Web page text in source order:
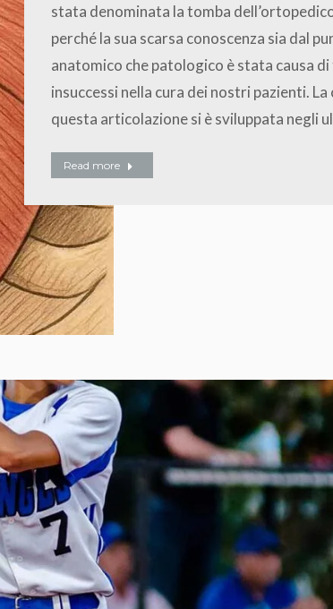
stata denominata la tomba
perché la sua scarsa conoscenza sia dal
anatomico che patologico è stata causa
insuccessi nella cura dei nostri pazienti.
questa articolazione si è sviluppata negli
Read more